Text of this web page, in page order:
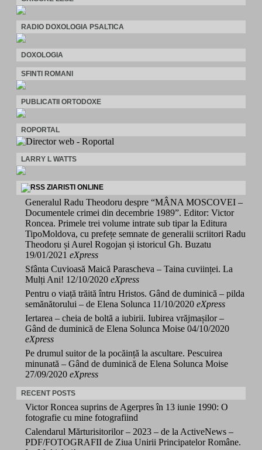
RADIO DOXOLOGIA PSALTICA
DOXOLOGIA
SFINTI ROMANI
PUBLICATII ORTODOXE
ROPORTAL
LARRY L WATTS
ZIARISTI ONLINE
Generalul Radu Theodoru despre “MÂNA MOSCOVEI –
Documentele crimei din decembrie 1989”. Editor: Victor
Roncea. Primele trei volume intrate sub tipar la Editura
TipoMoldova, cu prefețe semnate de generalii scriitori Radu
Theodoru și Aurel Rogojan și istoricul Gh. Buzatu
19/01/2021 eXpress
Sfânta Cuvioasă Maică Parascheva – Taina cuviinței. La
Mulți Ani! 12/10/2020 eXpress
Pentru o viață trăită întru Hristos. Gând de duminică – pilda
semănătorului – de Elena Solunca 11/10/2020 eXpress
Iertarea – cheia de boltă a iubirii. Iubirea vrăjmașilor –
Gând de duminică de Elena Solunca Moise 04/10/2020
eXpress
Pe drumul suitor de la pocăință la ascultare. Pescuirea
minunată – Gând de duminică de Elena Solunca Moise
27/09/2020 eXpress
RECENT POSTS
Victor Roncea suprins de Agerpres în 13 iunie 1990: O
fotografie cu mine fotografiind
Calendarul Mărturisitorilor – 2023 – de la ActiveNews –
PDF/FOTOGRAFII de Ziua Unirii Principatelor Române.